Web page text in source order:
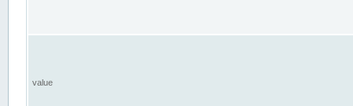
value